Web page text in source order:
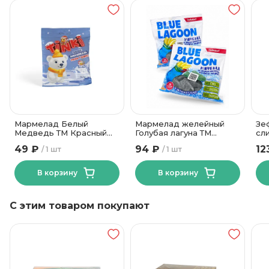
Мармелад Белый
Медведь ТМ Красный
1 шт
49 ₽
В корзину
Мармелад желейный
Голубая лагуна ТМ
200 гр 1 шт
94 ₽
В корзину
гр
С этим товаром покупают